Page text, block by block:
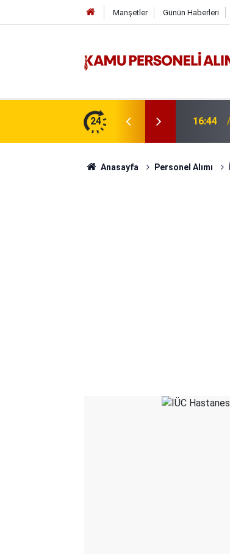
Manşetler Günün Haberleri
24
Gündemde! Bakan Çiftçi Süreci
16:44
Anasayfa Personel Alımı